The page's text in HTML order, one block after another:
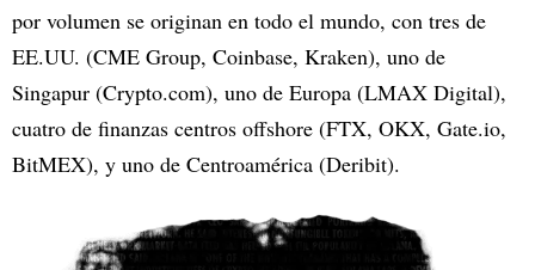
por volumen se originan en todo el mundo, con tres de
EE.UU. (CME Group, Coinbase, Kraken), uno de
Singapur (Crypto.com), uno de Europa (LMAX Digital),
cuatro de finanzas centros offshore (FTX, OKX, Gate.io,
BitMEX), y uno de Centroamérica (Deribit).